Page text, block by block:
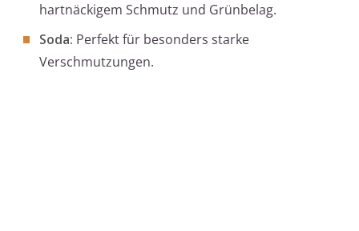
hartnäckigem Schmutz und Grünbelag.
Soda: Perfekt für besonders starke
Verschmutzungen.